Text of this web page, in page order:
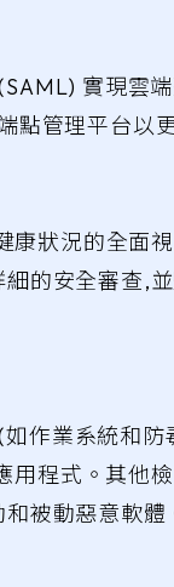
實現雲
點管理平台以
康狀況的全面
的安全審查,
作業系統和
程式。其他
被動惡意軟體